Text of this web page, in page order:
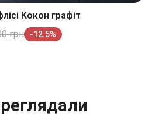
Кокон графіт
грн -12.5%